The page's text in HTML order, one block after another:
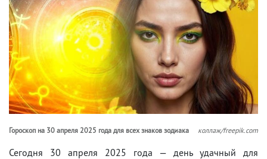
Гороскоп на 30 апреля 2025 года для всех знаков зодиака коллаж/freepik.com
Сегодня 30 апреля 2025 года — день удачный для